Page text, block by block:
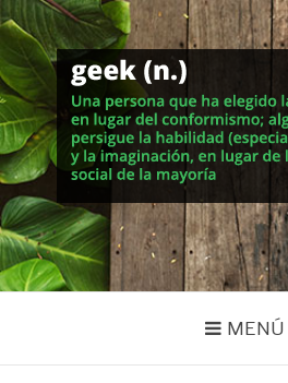
Saltar
al
contenido
MUNDO
Vida inteligente en la geekosfera
MENÚ